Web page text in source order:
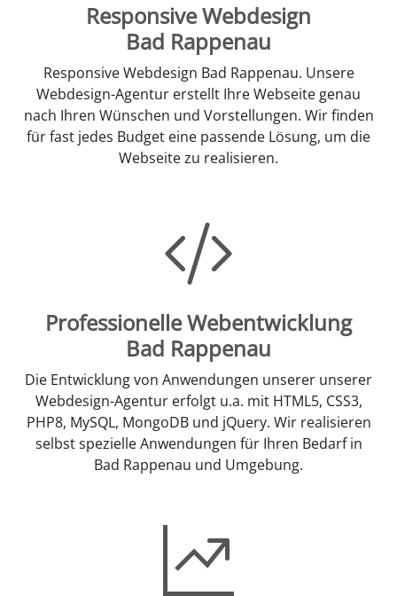
Responsive Webdesign
Bad Rappenau
Responsive Webdesign Bad Rappenau. Unsere
Webdesign-Agentur erstellt Ihre Webseite genau
nach Ihren Wünschen und Vorstellungen. Wir finden
für fast jedes Budget eine passende Lösung, um die
Webseite zu realisieren.
Professionelle Webentwicklung
Bad Rappenau
Die Entwicklung von Anwendungen unserer unserer
Webdesign-Agentur erfolgt u.a. mit HTML5, CSS3,
PHP8, MySQL, MongoDB und jQuery. Wir realisieren
selbst spezielle Anwendungen für Ihren Bedarf in
Bad Rappenau und Umgebung.